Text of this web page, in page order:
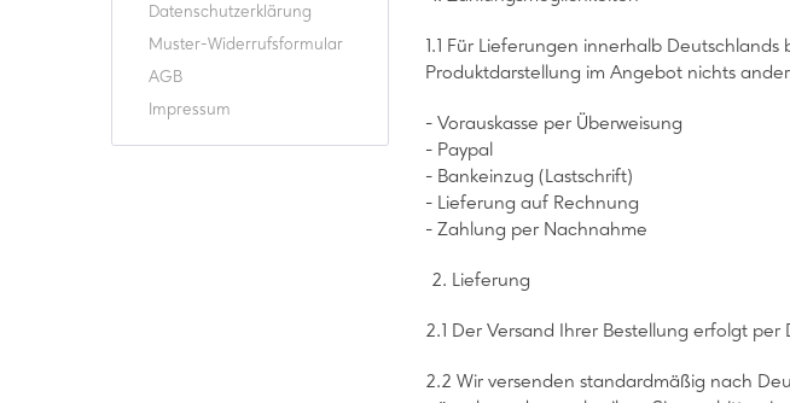
Datenschutzerklärung
Muster-Widerrufsformular
AGB
Impressum
1.1 Für Lieferungen innerhalb
Produktdarstellung im Angebot nichts
- Vorauskasse per Überweisung
- Paypal
- Bankeinzug (Lastschrift)
- Lieferung auf Rechnung
- Zahlung per Nachnahme
2. Lieferung
2.1 Der Versand Ihrer Bestellung erfolgt per
2.2 Wir versenden standardmäßig nach